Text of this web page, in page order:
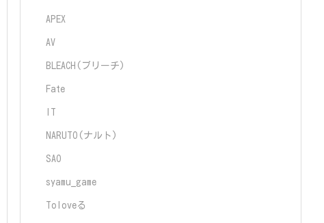
APEX
AV
BLEACH(ブリーチ)
Fate
NARUTO(ナルト)
SAO
syamu_game
Toloveる